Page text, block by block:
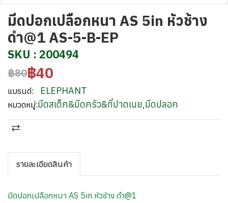
มีดปอกเปลือกหนา AS 5in หัวช้าง
ดำ@1 AS-5-B-EP
SKU : 200494
฿80฿40
แบรนด์: ELEPHANT
หมวดหมู่:มีดสเต็ก&มีดครัว&ที่ปาดเนย,มีดปลอก
รายละเอียดสินค้า
มีดปอกเปลือกหนา AS 5in หัวช้าง ดำ@1